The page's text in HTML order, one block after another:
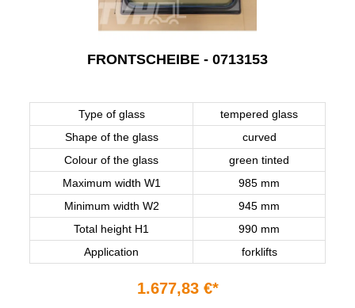
FRONTSCHEIBE - 0713153
Type of glass
tempered glass
Shape of the glass
curved
Colour of the glass
green tinted
Maximum width W1
985 mm
Minimum width W2
945 mm
Total height H1
990 mm
Application
forklifts
1.677,83 €*